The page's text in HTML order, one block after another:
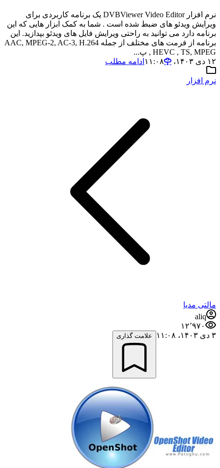
نرم افزار DVBViewer Video Editor یک برنامه کاربردی برای
ویرایش ویدئو های ضبط شده است . شما به کمک ابزار هایی که این
برنامه دارد می توانید به راحتی ویرایش فایل های ویدئو بپدازید. این
برنامه از فرمت های مختلف از جمله AAC, MPEG-2, AC-3, H.264
, HEVC , TS, MPEG پ...
۱۲ دی ۱۴۰۳،‏ ۱۱:۰۸
ادامه مطلب
نرم افزار
مالتی مدیا
aliq
۱۲٬۹۷۰
۳ دی ۱۴۰۳،‏ ۱۱:۰۸
علامت گذاری